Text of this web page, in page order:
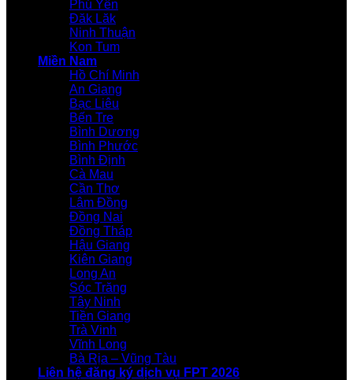
Phú Yên
Đăk Lăk
Ninh Thuận
Kon Tum
Miền Nam
Hồ Chí Minh
An Giang
Bạc Liêu
Bến Tre
Bình Dương
Bình Phước
Bình Định
Cà Mau
Cần Thơ
Lâm Đồng
Đồng Nai
Đồng Tháp
Hậu Giang
Kiên Giang
Long An
Sóc Trăng
Tây Ninh
Tiền Giang
Trà Vinh
Vĩnh Long
Bà Rịa – Vũng Tàu
Liên hệ đăng ký dịch vụ FPT 2026